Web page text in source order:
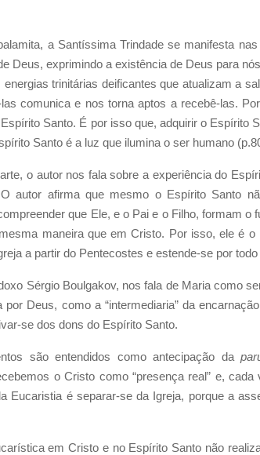
a Santíssima Trindade se manifesta
Deus, exprimindo a existência de Deus para
energias trinitárias deificantes que atualizam a
comunica e nos torna aptos a recebê-las.
Santo. É por isso que, adquirir o Espírito
Santo é a luz que ilumina o ser humano
o autor nos fala sobre a experiência do
autor afirma que mesmo o Espírito Santo
que Ele, e o Pai e o Filho, formam o
maneira que em Cristo. Por isso, ele é
a partir do Pentecostes e estende-se por
Sérgio Boulgakov, nos fala de Maria como
por Deus, como a “intermediaria” da
se dos dons do Espírito Santo.
são entendidos como antecipação da
o Cristo como “presença real” e,
Eucaristia é separar-se da Igreja, porque a
em Cristo e no Espírito Santo não